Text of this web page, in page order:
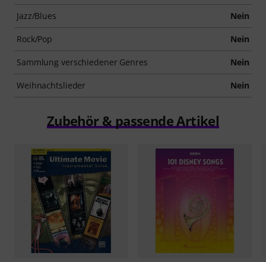
Jazz/Blues Nein
Rock/Pop Nein
Sammlung verschiedener Genres Nein
Weihnachtslieder Nein
Zubehör & passende Artikel